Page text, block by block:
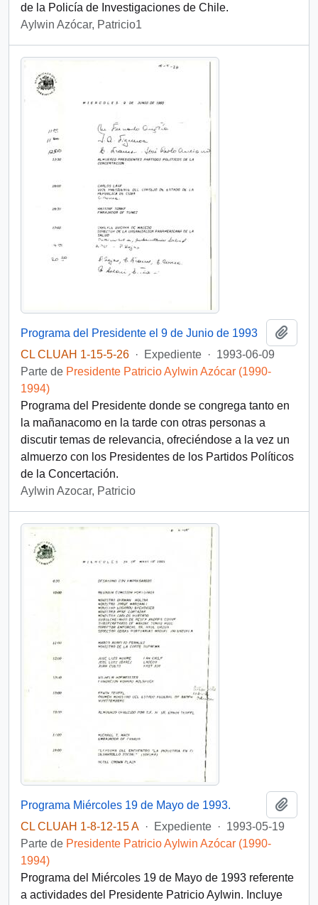
de la Policía de Investigaciones de Chile.
Aylwin Azócar, Patricio1
Programa del Presidente el 9 de Junio de 1993
CL CLUAH 1-15-5-26 · Expediente · 1993-06-09
Parte de Presidente Patricio Aylwin Azócar (1990-
1994)
Programa del Presidente donde se congrega tanto en
la mañanacomo en la tarde con otras personas a
discutir temas de relevancia, ofreciéndose a la vez un
almuerzo con los Presidentes de los Partidos Políticos
de la Concertación.
Aylwin Azocar, Patricio
Programa Miércoles 19 de Mayo de 1993.
CL CLUAH 1-8-12-15 A · Expediente · 1993-05-19
Parte de Presidente Patricio Aylwin Azócar (1990-
1994)
Programa del Miércoles 19 de Mayo de 1993 referente
a actividades del Presidente Patricio Aylwin. Incluye